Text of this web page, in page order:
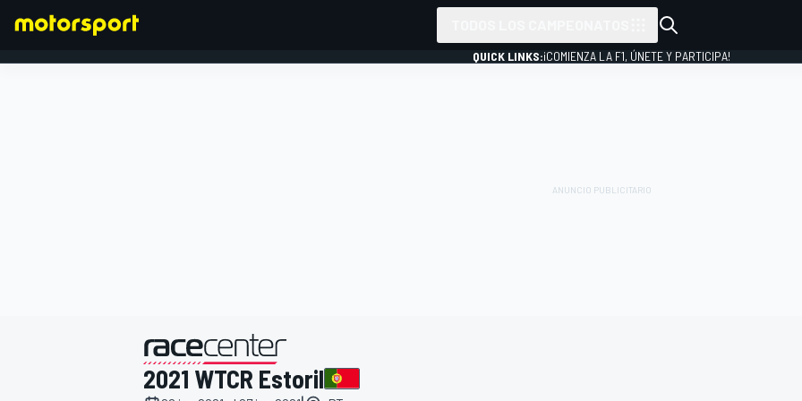
QUICK LINKS:¡COMIENZA LA F1, ÚNETE Y PARTICIPA!
presentado por
2021 WTCR Estoril